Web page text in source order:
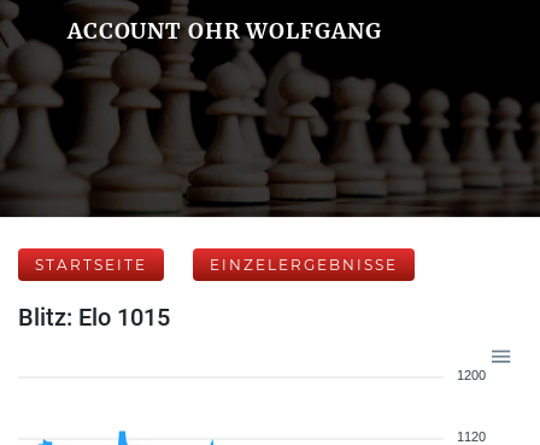
ACCOUNT OHR WOLFGANG
STARTSEITE EINZELERGEBNISSE
Blitz: Elo 1015
1200
1120